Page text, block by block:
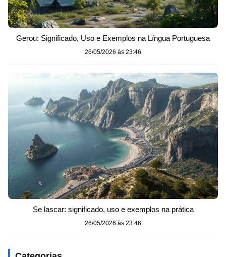
Gerou: Significado, Uso e Exemplos na Língua Portuguesa
26/05/2026 às 23:46
Se lascar: significado, uso e exemplos na prática
26/05/2026 às 23:46